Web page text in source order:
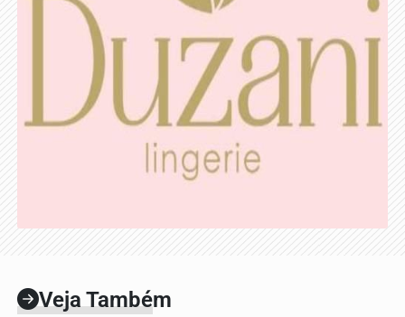
Veja Também